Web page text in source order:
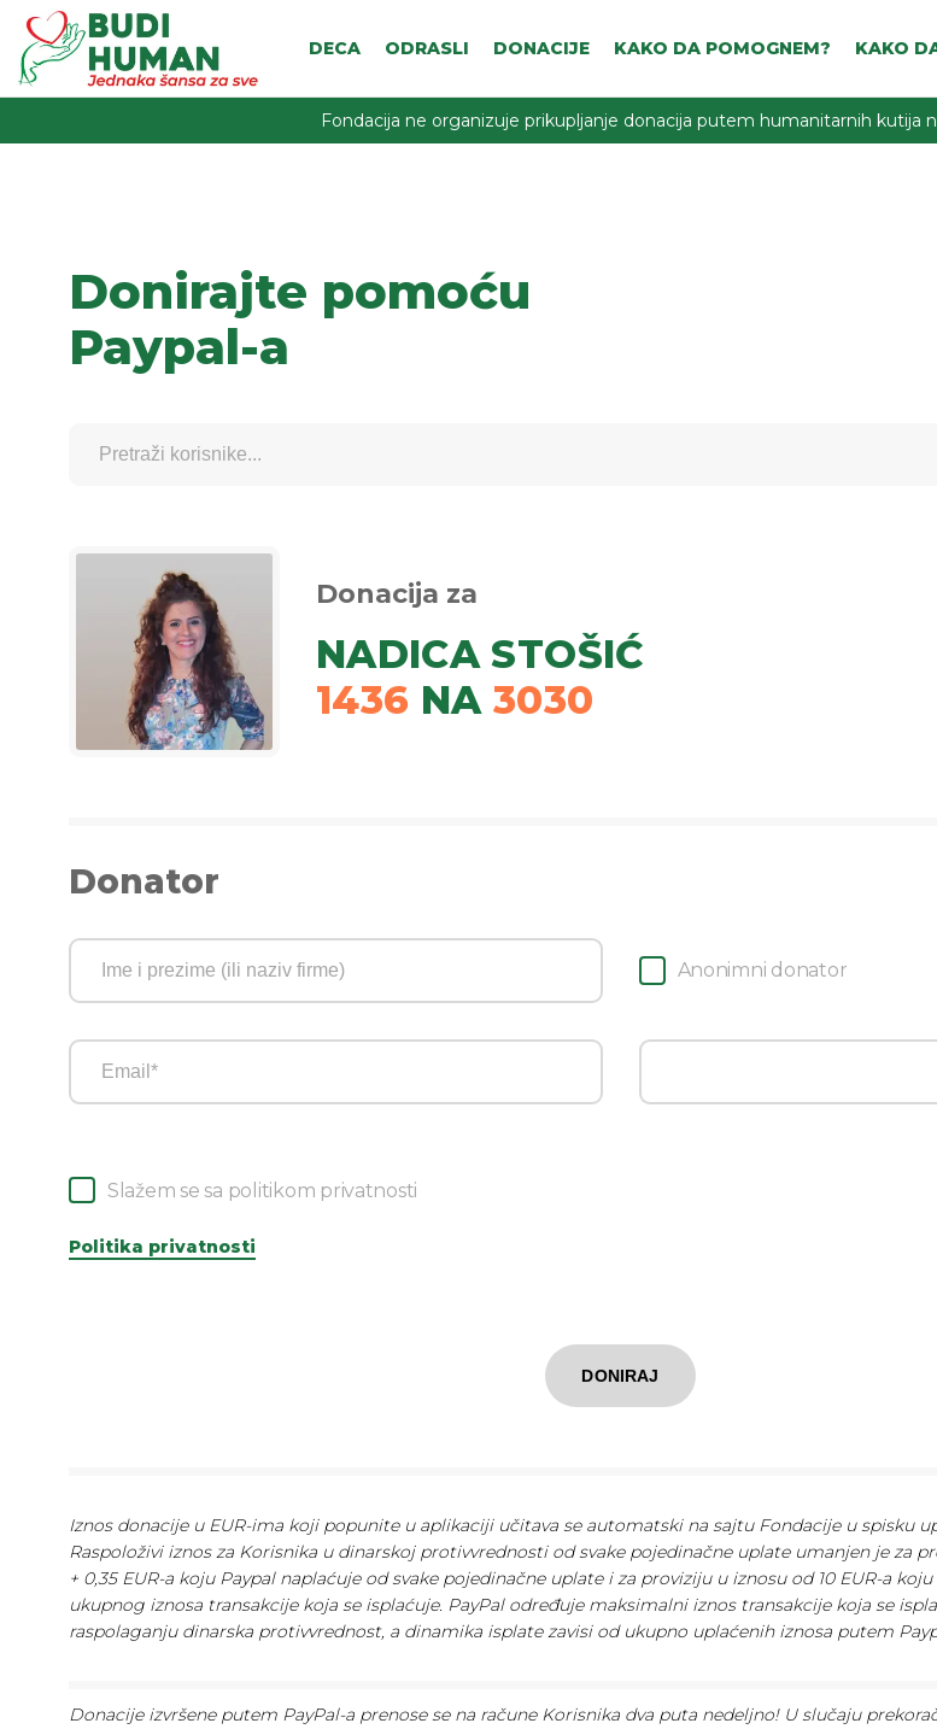
DECA ODRASLI DONACIJE KAKO DA POMOGNEM? KAKO
Fondacija ne organizuje prikupljanje donacija putem humanitarnih kutija
Donirajte pomoću
Paypal-a
Donacija za
NADICA STOŠIĆ
1436 NA 3030
Donator
Anonimni donator
Slažem se sa politikom privatnosti
Politika privatnosti
DONIRAJ
Iznos donacije u EUR-ima koji popunite u aplikaciji učitava se automatski na sajtu Fondacije u spisku
Raspoloživi iznos za Korisnika u dinarskoj protivvrednosti od svake pojedinačne uplate umanjen je za
+ 0,35 EUR-a koju Paypal naplaćuje od svake pojedinačne uplate i za proviziju u iznosu od 10 EUR-a
ukupnog iznosa transakcije koja se isplaćuje. PayPal određuje maksimalni iznos transakcije koja se
raspolaganju dinarska protivvrednost, a dinamika isplate zavisi od ukupno uplaćenih iznosa putem
Donacije izvršene putem PayPal-a prenose se na račune Korisnika dva puta nedeljno! U slučaju